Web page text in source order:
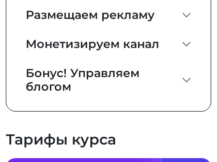
Размещаем рекламу
Монетизируем канал
Бонус! Управляем
блогом
Тарифы курса